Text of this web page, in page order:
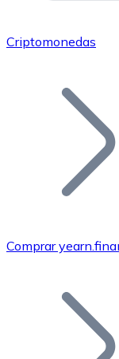
Únete a
Añade tu
Bitcoin
Criptomonedas
Comprar